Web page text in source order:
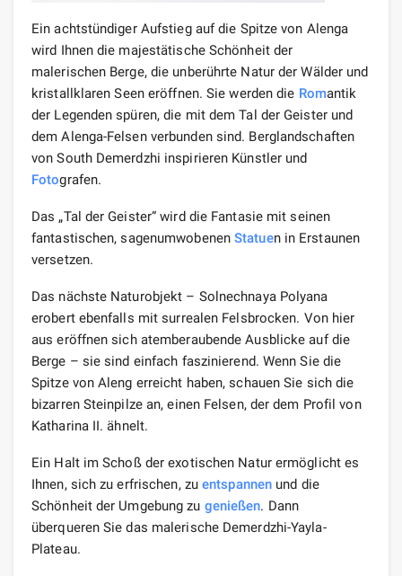
Ein achtstündiger Aufstieg auf die Spitze von Alenga
wird Ihnen die majestätische Schönheit der
malerischen Berge, die unberührte Natur der Wälder und
kristallklaren Seen eröffnen. Sie werden die Romantik
der Legenden spüren, die mit dem Tal der Geister und
dem Alenga-Felsen verbunden sind. Berglandschaften
von South Demerdzhi inspirieren Künstler und
Fotografen.
Das „Tal der Geister“ wird die Fantasie mit seinen
fantastischen, sagenumwobenenStatuen in Erstaunen
versetzen.
Das nächste Naturobjekt – Solnechnaya Polyana
erobert ebenfalls mit surrealen Felsbrocken. Von hier
aus eröffnen sich atemberaubende Ausblicke auf die
Berge – sie sind einfach faszinierend. Wenn Sie die
Spitze von Aleng erreicht haben, schauen Sie sich die
bizarren Steinpilze an, einen Felsen, der dem Profil von
Katharina II. ähnelt.
Ein Halt im Schoß der exotischen Natur ermöglicht es
Ihnen, sich zu erfrischen, zuentspannen und die
Schönheit der Umgebung zu genießen. Dann
überqueren Sie das malerische Demerdzhi-Yayla-
Plateau.